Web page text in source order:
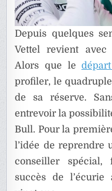
Depuis quelques
Vettel revient
Alors que le
profiler, le
de sa réserve.
entrevoir la
Bull. Pour la
l’idée de reprendre
conseiller spécial,
succès de l’écurie